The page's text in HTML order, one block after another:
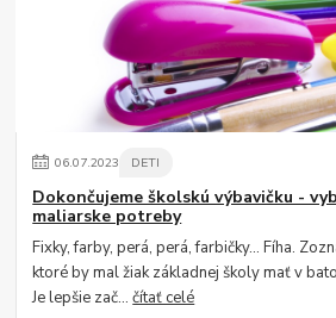
06.07.2023 DETI
Dokončujeme školskú výbavičku -
maliarske potreby
Fixky, farby, perá, perá, farbičky... Fíha.
ktoré by mal žiak základnej školy mať v
Je lepšie zač...čítať celé